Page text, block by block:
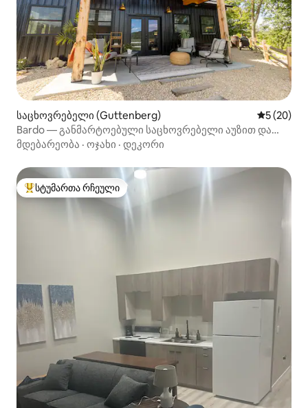
საცხოვრებელი (Guttenberg) საშუალო
5 (20)
Bardo — განმარტოებული საცხოვრებელი აუზით და
ხედით
მდებარეობა · ოჯახი · დეკორი
სტუმართა რჩეული მოწინავე ვარიანტი
სტუმართა რჩეული